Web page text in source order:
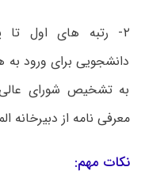
۲- رتبه های اول تا
دانشجویی برای ورود به
به تشخیص شورای عالی
معرفی نامه از دبیرخانه
نکات مهم: